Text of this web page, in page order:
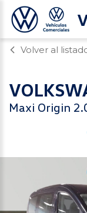
Volver al
Maxi Origin